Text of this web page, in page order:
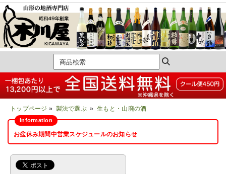
トップページ » 製法で選ぶ»生もと・山廃の酒
お盆休み期間中営業スケジュールのお知らせ